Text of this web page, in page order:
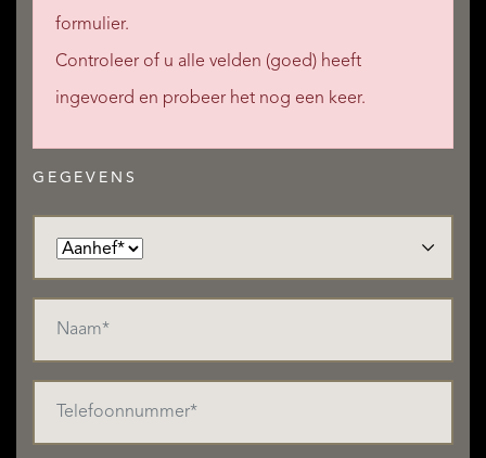
formulier.
Controleer of u alle velden (goed) heeft
ingevoerd en probeer het nog een keer.
GEGEVENS